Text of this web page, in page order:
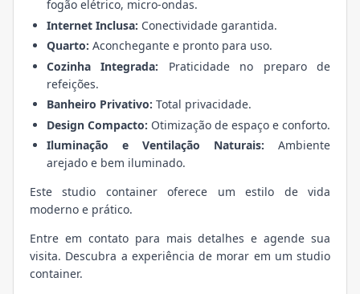
fogão elétrico, micro-ondas.
Internet Inclusa: Conectividade garantida.
Quarto: Aconchegante e pronto para uso.
Cozinha Integrada: Praticidade no preparo de
refeições.
Banheiro Privativo: Total privacidade.
Design Compacto: Otimização de espaço e conforto.
Iluminação e Ventilação Naturais: Ambiente
arejado e bem iluminado.
Este studio container oferece um estilo de vida
moderno e prático.
Entre em contato para mais detalhes e agende sua
visita. Descubra a experiência de morar em um studio
container.